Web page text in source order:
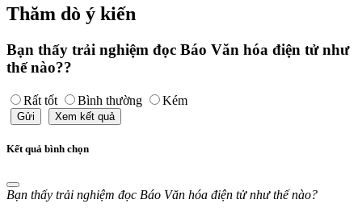
Thăm dò ý kiến
Bạn thấy trải nghiệm đọc Báo Văn hóa điện tử như
thế nào??
Rất tốt Bình thường Kém
Gửi Xem kết quả
Kết quả bình chọn
Bạn thấy trải nghiệm đọc Báo Văn hóa điện tử như thế nào?